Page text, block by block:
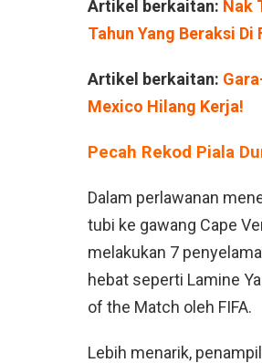
Artikel berkaitan: Nak
Tahun Yang Beraksi Di
Artikel berkaitan:
Mexico Hilang Kerja!
Pecah Rekod Piala
Dalam perlawanan
tubi ke gawang Cape
melakukan 7
hebat seperti Lamine
of the Match oleh FIFA.
Lebih menarik,